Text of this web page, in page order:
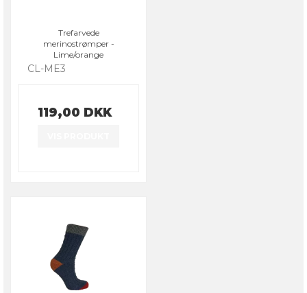
Trefarvede
merinostrømper -
Lime/orange
CL-ME3
119,00 DKK